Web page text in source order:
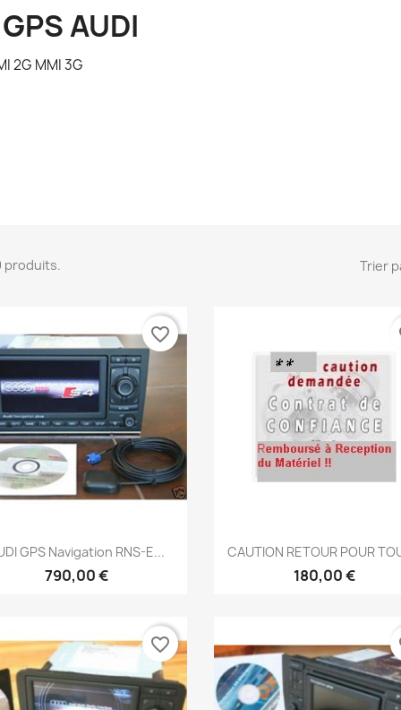
AUDI
2G MMI 3G
produits. Trier
Aperçu rapide
GPS Navigation RNS-E...
790,00 €
favorite_border
 Aperçu rapide
CAUTION RETOUR POUR
180,00 €
favorite_border